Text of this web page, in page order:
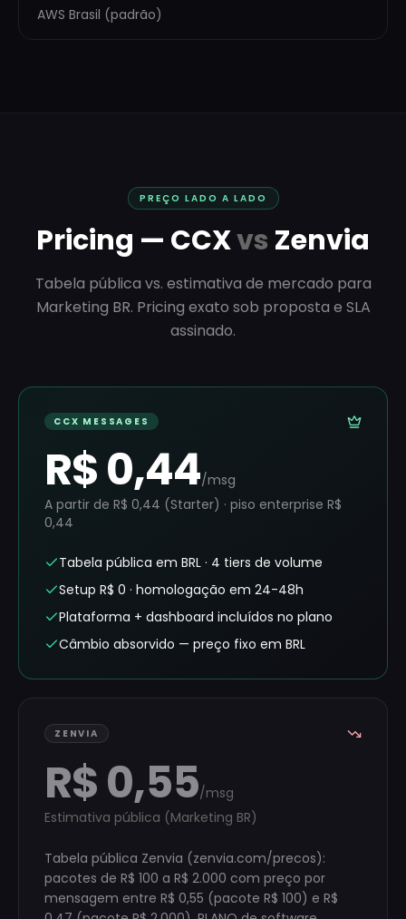
AWS Brasil (padrão)
PREÇO LADO A LADO
Pricing — CCXvs Zenvia
Tabela pública vs. estimativa de mercado para
Marketing BR. Pricing exato sob proposta e SLA
assinado.
CCX MESSAGES
R$0,44/msg
A partir de R$ 0,44 (Starter) · piso enterprise R$
0,44
Tabela pública em BRL · 4 tiers de volume
Setup R$ 0 · homologação em 24-48h
Plataforma + dashboard incluídos no plano
Câmbio absorvido — preço fixo em BRL
ZENVIA
R$0,55/msg
Estimativa pública (Marketing BR)
Tabela pública Zenvia (zenvia.com/precos):
pacotes de R$ 100 a R$ 2.000 com preço por
mensagem entre R$ 0,55 (pacote R$ 100) e R$